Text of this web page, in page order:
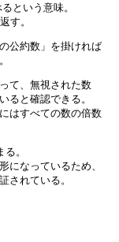
という意味。
す。
公約数」を掛ければ
て、無視された数
ると確認できる。
はすべての数の倍数
。
になっているため、
されている。